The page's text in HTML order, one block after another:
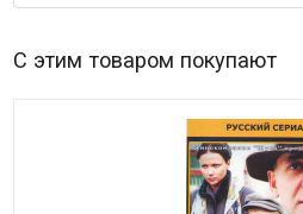
С этим товаром покупают